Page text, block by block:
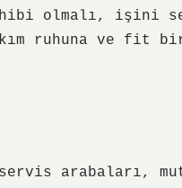
olmalı, işini
ruhuna ve fit
arabaları,